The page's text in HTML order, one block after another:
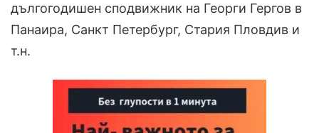
дългогодишен сподвижник на Георги Гергов в
Панаира, Санкт Петербург, Стария Пловдив и
т.н.